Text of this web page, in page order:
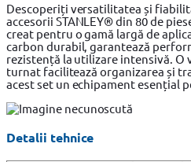
Descoperiți versatilitatea și
accesorii STANLEY® din 80 de
creat pentru o gamă largă de
carbon durabil, garantează
rezistență la utilizare intensivă. O
turnat facilitează organizarea și
acest set un echipament esențial
Detalii tehnice